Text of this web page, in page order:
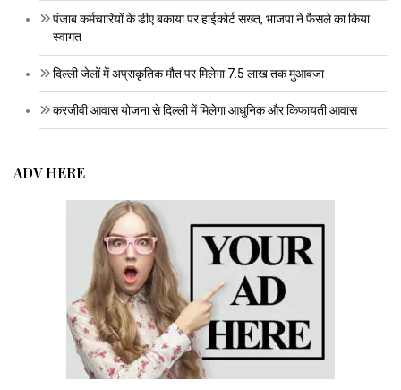
पंजाब कर्मचारियों के डीए बकाया पर हाईकोर्ट सख्त, भाजपा ने फैसले का किया
स्वागत
दिल्ली जेलों में अप्राकृतिक मौत पर मिलेगा 7.5 लाख तक मुआवजा
करजीवी आवास योजना से दिल्ली में मिलेगा आधुनिक और किफायती आवास
ADV HERE